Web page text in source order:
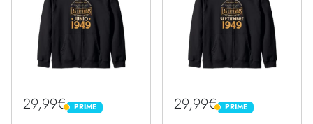
29,99€ PRIME
PRIME 29,99€ PRIME
PRIME